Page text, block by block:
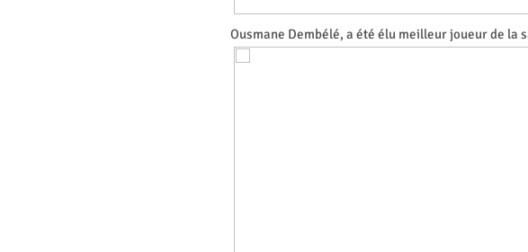
Ousmane Dembélé, a été élu meilleur joueur de la